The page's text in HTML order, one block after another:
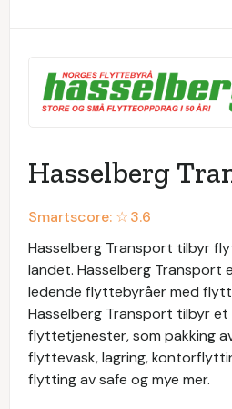
Hasselberg
Smartscore: ☆3.6
Hasselberg Transport tilbyr
landet. Hasselberg Transport
ledende flyttebyråer med
Hasselberg Transport tilbyr
flyttetjenester, som pakking
flyttevask, lagring,
flytting av safe og mye mer.